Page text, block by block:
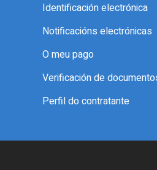
Identificación electrónica
Notificacións electrónicas
O meu pago
Verificación de
Perfil do contratante